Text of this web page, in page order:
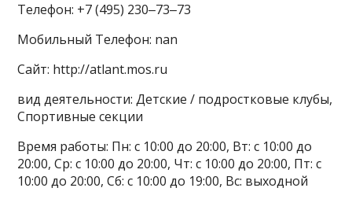
Телефон: +7 (495) 230‒73‒73
Мобильный Телефон: nan
Сайт: http://atlant.mos.ru
вид деятельности: Детские / подростковые клубы,
Спортивные секции
Время работы: Пн: с 10:00 до 20:00, Вт: с 10:00 до
20:00, Ср: с 10:00 до 20:00, Чт: с 10:00 до 20:00, Пт: с
10:00 до 20:00, Сб: с 10:00 до 19:00, Вс: выходной